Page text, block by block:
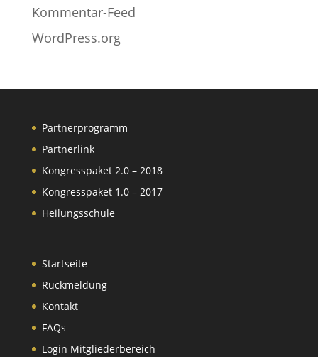
Kommentar-Feed
WordPress.org
Partnerprogramm
Partnerlink
Kongresspaket 2.0 – 2018
Kongresspaket 1.0 – 2017
Heilungsschule
Startseite
Rückmeldung
Kontakt
FAQs
Login Mitgliederbereich